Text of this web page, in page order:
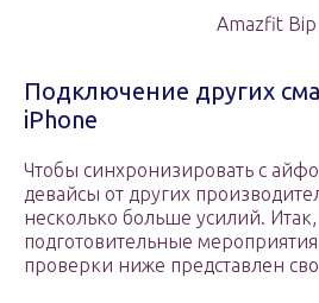
Amazfit Bip
Подключение других
iPhone
Чтобы синхронизировать с
девайсы от других
несколько больше усилий. Итак,
подготовительные
проверки ниже представлен